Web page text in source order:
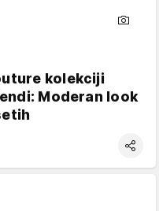
kolekciji
Moderan look